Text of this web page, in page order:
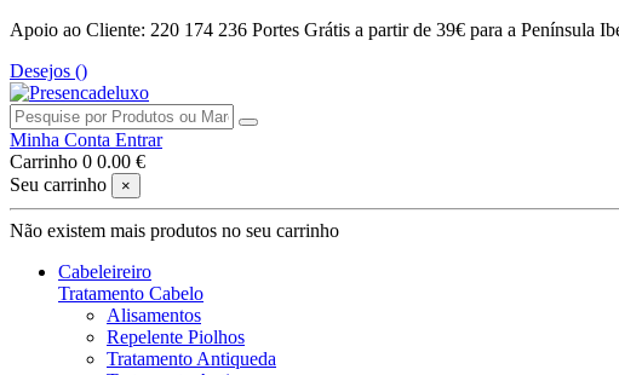
Apoio ao Cliente: 220 174 236 Portes Grátis a partir de 39€ para a Península
Desejos ()
Minha Conta Entrar
Carrinho 0 0.00 €
Seu carrinho
×
Não existem mais produtos no seu carrinho
Cabeleireiro
Tratamento Cabelo
Alisamentos
Repelente Piolhos
Tratamento Antiqueda